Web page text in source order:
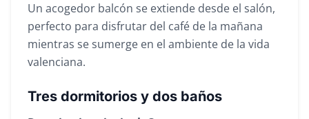
Un acogedor balcón se extiende desde el salón,
perfecto para disfrutar del café de la mañana
mientras se sumerge en el ambiente de la vida
valenciana.
Tres dormitorios y dos baños